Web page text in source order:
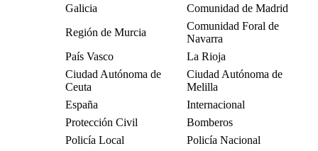
Galicia
Comunidad de Madrid
Región de Murcia
Comunidad Foral de
Navarra
País Vasco
La Rioja
Ciudad Autónoma de
Ceuta
Ciudad Autónoma de
Melilla
España
Internacional
Protección Civil
Bomberos
Policía Local
Policía Nacional